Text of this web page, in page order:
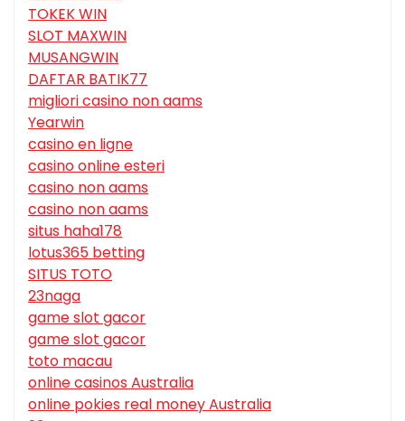
TOKEK WIN
SLOT MAXWIN
MUSANGWIN
DAFTAR BATIK77
migliori casino non aams
Yearwin
casino en ligne
casino online esteri
casino non aams
casino non aams
situs haha178
lotus365 betting
SITUS TOTO
23naga
game slot gacor
game slot gacor
toto macau
online casinos Australia
online pokies real money Australia